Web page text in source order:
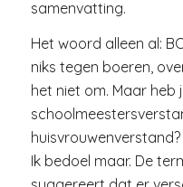
samenvatting.
Het woord alleen al:
niks tegen boeren,
het niet om. Maar heb
Ik bedoel maar. De